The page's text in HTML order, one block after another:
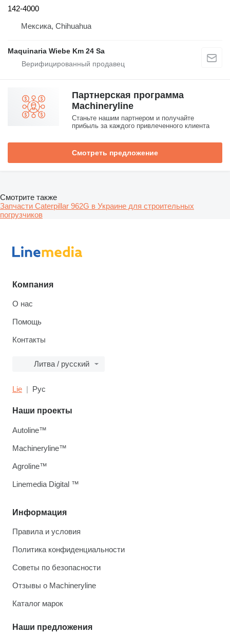
142-4000
Мексика, Chihuahua
Maquinaria Wiebe Km 24 Sa
Партнерская программа
Machineryline
Станьте нашим партнером и получайте
прибыль за каждого привлеченного клиента
Смотреть предложение
Смотрите также
Запчасти Caterpillar 962G в Украине для строительных
погрузчиков
Компания
О нас
Помощь
Контакты
Литва / русский
Lie Рус
Информация
Правила и условия
Политика конфиденциальности
Советы по безопасности
Отзывы о Machineryline
Каталог марок
Наши предложения
Наши проекты
Autoline™
Machineryline™
Agroline™
Linemedia Digital ™